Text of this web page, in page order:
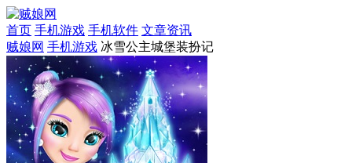
首页 手机游戏 手机软件 文章资讯
贼娘网 手机游戏 冰雪公主城堡装扮记